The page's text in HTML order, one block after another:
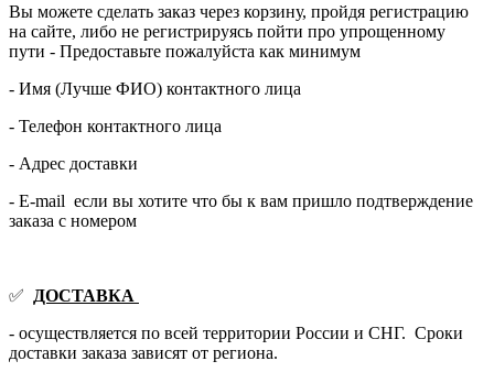
Вы можете сделать заказ через корзину, пройдя регистрацию
на сайте, либо не регистрируясь пойти про упрощенному
пути - Предоставьте пожалуйста как минимум
- Имя (Лучше ФИО) контактного лица
- Телефон контактного лица
- Адрес доставки
- E-mail если вы хотите что бы к вам пришло подтверждение
заказа с номером
✅
ДОСТАВКА
- осуществляется по всей территории России и СНГ. Сроки
доставки заказа зависят от региона.